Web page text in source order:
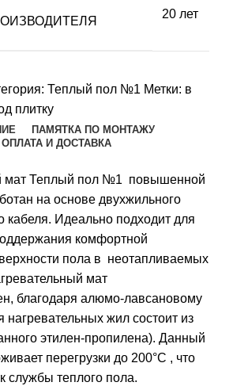
20 лет
Теплый пол №1 Метки: в
плитку
ПАМЯТКА ПО МОНТАЖУ
ОПЛАТА И ДОСТАВКА
мат Теплый пол №1 повышенной
на основе двухжильного
кабеля. Идеально подходит для
комфортной
пола в неотапливаемых
мат
благодаря алюмо-лавсановому
нагревательных жил состоит из
этилен-пропилена). Данный
перегрузки до 200°С , что
службы теплого пола.